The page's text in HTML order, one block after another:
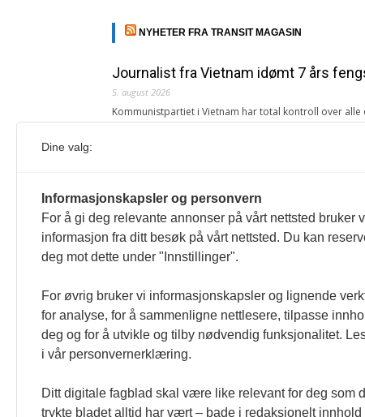
NYHETER FRA TRANSIT MAGASIN
Journalist fra Vietnam idømt 7 års
5. august 2026
Kommunistpartiet i Vietnam har total kontroll over
Årsabonnement, Månedsabonnement eller 24-
4. august 2026
« Etter at Maduro ble tatt til fange i januar 2026,
Sonia Zapata, jurist
117,8 millioner er på flukt, en nedgang
1. august 2026
Ville ha tilsvart verdens trettende største land i
tilgang. Vi har også egne abonnementer for
Redaksjonen
Dine valg:
Informasjonskapsler og personvern
For å gi deg relevante annonser på vårt nettsted bruker
informasjon fra ditt besøk på vårt nettsted. Du kan
deg mot dette under "Innstillinger".
For øvrig bruker vi informasjonskapsler og lignende
for analyse, for å sammenligne nettlesere, tilpasse
deg og for å utvikle og tilby nødvendig funksjonalitet.
i vår personvernerklæring.
Ditt digitale fagblad skal være like relevant for deg som
trykte bladet alltid har vært – bade i redaksjonelt innhold